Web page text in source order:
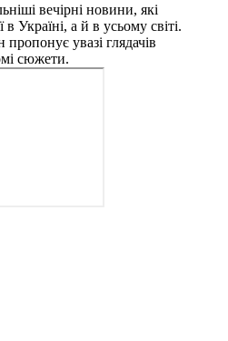
вечірні новини, які
Україні, а й в усьому світі.
увазі глядачів
сюжети.